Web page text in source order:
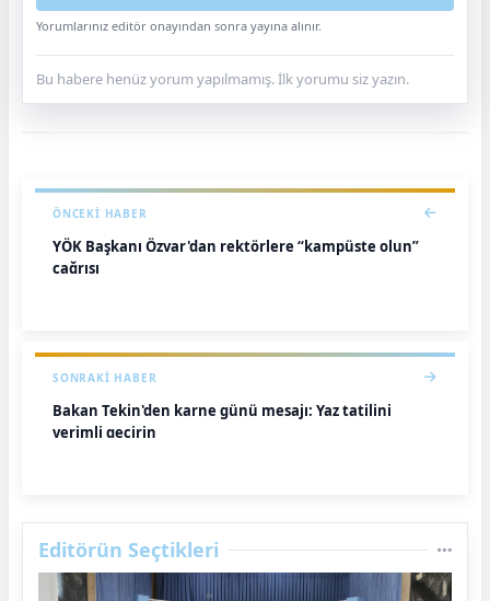
Yorumlarınız editör onayından sonra yayına alınır.
Bu habere henüz yorum yapılmamış. İlk yorumu siz yazın.
ÖNCEKI HABER
YÖK Başkanı Özvar'dan rektörlere “kampüste olun”
çağrısı
SONRAKI HABER
Bakan Tekin'den karne günü mesajı: Yaz tatilini
verimli geçirin
Editörün Seçtikleri